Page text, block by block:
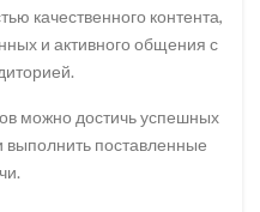
качественного контента,
и активного общения с
можно достичь успешных
выполнить поставленные